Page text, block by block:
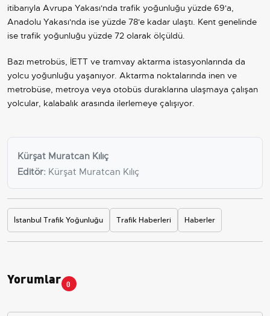
itibarıyla Avrupa Yakası'nda trafik yoğunluğu yüzde 69'a,
Anadolu Yakası'nda ise yüzde 78'e kadar ulaştı. Kent genelinde
ise trafik yoğunluğu yüzde 72 olarak ölçüldü.
Bazı metrobüs, İETT ve tramvay aktarma istasyonlarında da
yolcu yoğunluğu yaşanıyor. Aktarma noktalarında inen ve
metrobüse, metroya veya otobüs duraklarına ulaşmaya çalışan
yolcular, kalabalık arasında ilerlemeye çalışıyor.
Kürşat Muratcan Kılıç
Editör: Kürşat Muratcan Kılıç
İstanbul Trafik Yoğunluğu Trafik Haberleri Haberler
Yorumlar 0